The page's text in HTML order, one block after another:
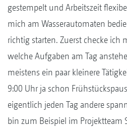
gestempelt und Arbeitszeit
mich am Wasserautomaten
richtig starten. Zuerst checke ich
welche Aufgaben am Tag
meistens ein paar kleinere
9:00 Uhr ja schon
eigentlich jeden Tag andere
bin zum Beispiel im Projektteam